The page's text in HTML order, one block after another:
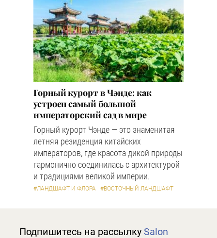
Горный курорт в Чэнде: как
устроен самый большой
императорский сад в мире
Горный курорт Чэнде — это знаменитая
летняя резиденция китайских
императоров, где красота дикой природы
гармонично соединилась с архитектурой
и традициями великой империи.
#ЛАНДШАФТ И ФЛОРА #ВОСТОЧНЫЙ ЛАНДШАФТ
Подпишитесь на рассылку Salon